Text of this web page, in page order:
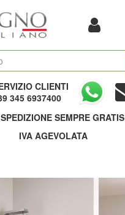
CLIENTI
345 6937400
SPEDIZIONE SEMPRE GRATIS
IVA AGEVOLATA